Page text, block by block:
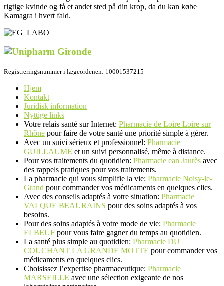
rigtige kvinde og få et andet sted på din krop, da du kan købe
Kamagra i hvert fald.
Registreringsnummer i lægeordenen: 10001537215
Hjem
Kontakt
Juridisk information
Nyttige links
Votre relais santé sur Internet: Pharmacie de Loire Loire sur
Rhône pour faire de votre santé une priorité simple à gérer.
Avec un suivi sérieux et professionnel: Pharmacie
GUILLAUME et un suivi personnalisé, même à distance.
Pour vos traitements du quotidien: Pharmacie ean Jaurès avec
des rappels pratiques pour vos traitements.
La pharmacie qui vous simplifie la vie: Pharmacie Noisy-le-
Grand pour commander vos médicaments en quelques clics.
Avec des conseils adaptés à votre situation: Pharmacie
VALQUE BEAURAINS pour des soins adaptés à vos
besoins.
Pour des soins adaptés à votre mode de vie: Pharmacie
ELBEUF pour vous faire gagner du temps au quotidien.
La santé plus simple au quotidien: Pharmacie DU
COUCHANT LA GRANDE MOTTE pour commander vos
médicaments en quelques clics.
Choisissez l’expertise pharmaceutique: Pharmacie
MARSEILLE avec une sélection exigeante de nos